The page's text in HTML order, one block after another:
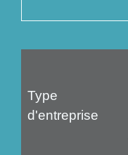
Type
d'entreprise